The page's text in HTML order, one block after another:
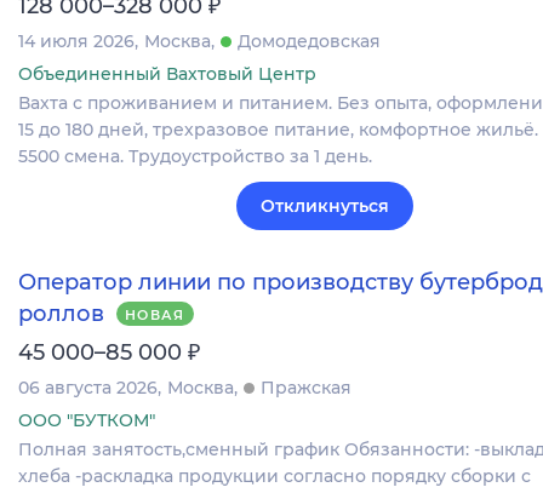
128 000–328 000
14 июля 2026 Москва
Домодедовская
Объединенный Вахтовый Центр
Вахта с проживанием и питанием. Без опыта,
15 до 180 дней, трехразовое питание, комфортное
5500 смена. Трудоустройство за 1 день.
Откликнуться
Оператор линии по производству
роллов
НОВАЯ
45 000–85 000 ₽
06 августа 2026 Москва
Пражская
ООО "БУТКОМ"
Полная занятость,сменный график Обязанности: -
хлеба -раскладка продукции согласно порядку сборки с